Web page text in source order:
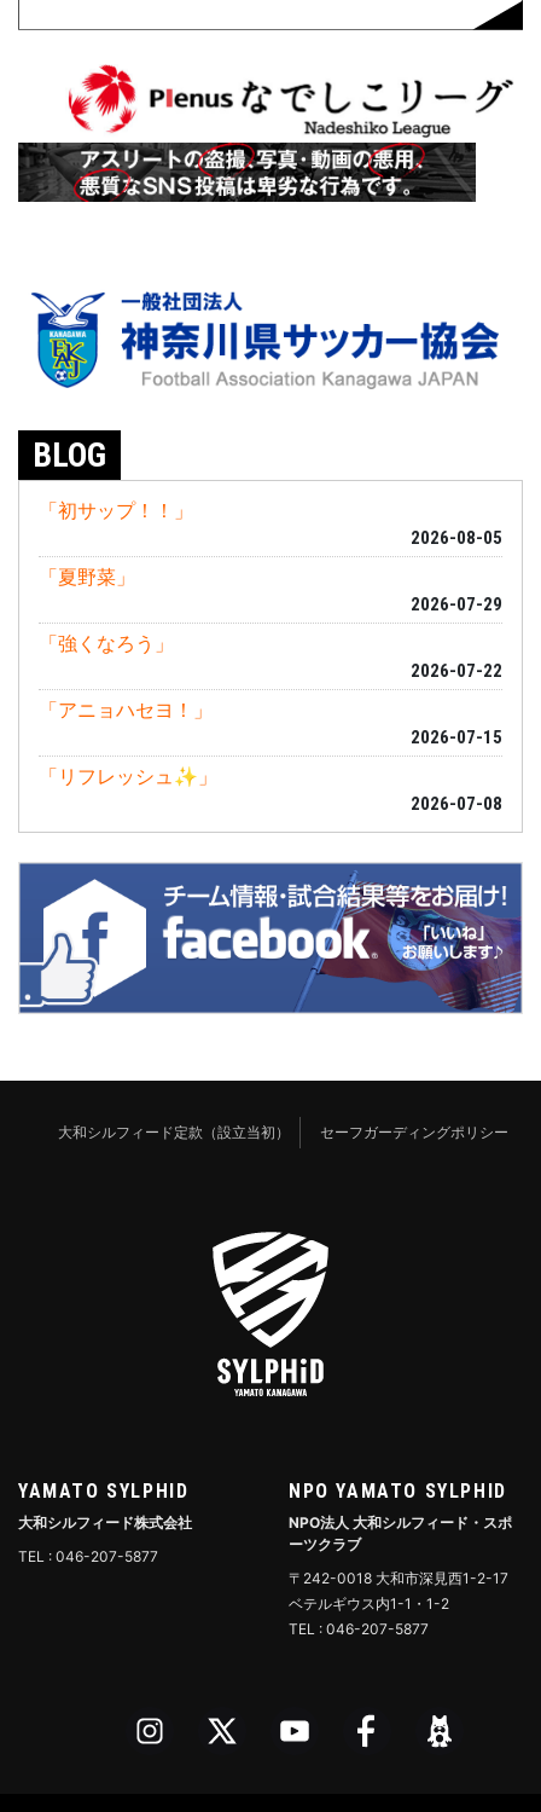
BLOG
「初サップ！！」
2026-08-05
「夏野菜」
2026-07-29
「強くなろう」
2026-07-22
「アニョハセヨ！」
2026-07-15
「リフレッシュ✨」
2026-07-08
大和シルフィード定款（設立当初） セーフガーディングポリシー
YAMATO SYLPHID
大和シルフィード株式会社
TEL : 046-207-5877
NPO YAMATO SYLPHID
NPO法人 大和シルフィード・スポ
ーツクラブ
〒242-0018 大和市深見西1-2-17
ベテルギウス内1-1・1-2
TEL : 046-207-5877